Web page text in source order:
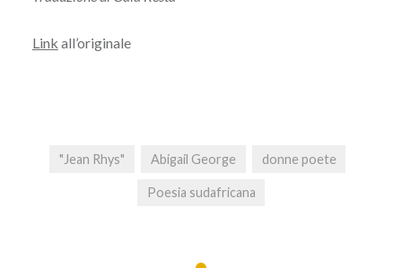
Link all’originale
"Jean Rhys" Abigail George donne poete
Poesia sudafricana